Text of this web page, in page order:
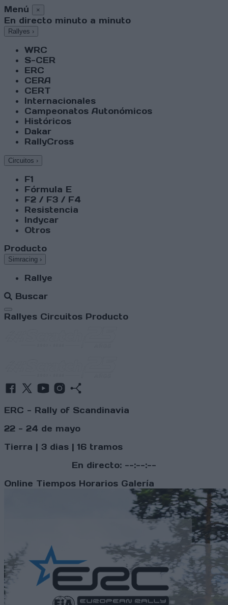
Menú ×
En directo minuto a minuto
Rallyes ›
WRC
S-CER
ERC
CERA
CERT
Internacionales
Campeonatos Autonómicos
Históricos
Dakar
RallyCross
Circuitos ›
F1
Fórmula E
F2 / F3 / F4
Resistencia
Indycar
Otros
Producto
Simracing ›
Rallye
Buscar
Abrir menú
Rallyes Circuitos Producto
ERC - Rally of Scandinavia
22 - 24 de mayo
Tierra | 3 dias | 16 tramos
En directo: --:--:--
Online Tiempos Horarios Galería